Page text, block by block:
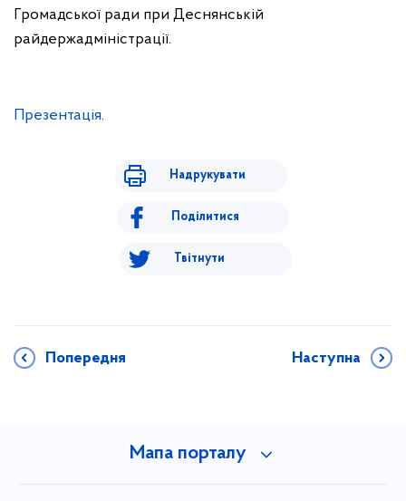
Громадської ради при Деснянській
райдержадміністрації.
Презентація.
Надрукувати
Поділитися
Твітнути
Попередня Наступна
Мапа порталу